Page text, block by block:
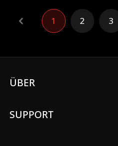
ist, für den
verwickelt.
sie
1 2 3
ÜBER
SUPPORT